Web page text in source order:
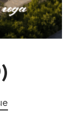
)